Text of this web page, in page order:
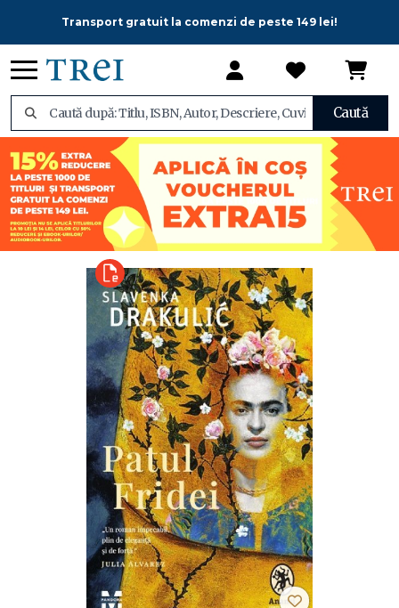
Transport gratuit la comenzi de peste 149 lei!
Caută